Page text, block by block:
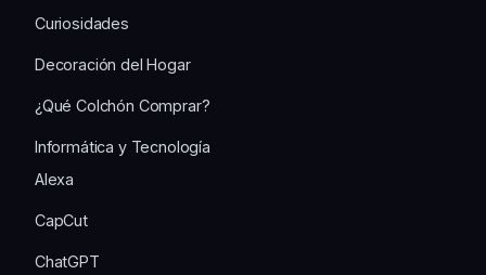
Curiosidades
Decoración del Hogar
¿Qué Colchón Comprar?
Informática y Tecnología
Alexa
CapCut
ChatGPT